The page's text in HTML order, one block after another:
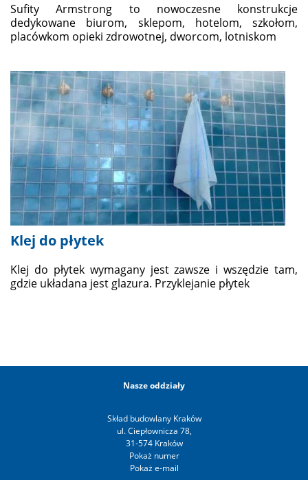
Sufity Armstrong to nowoczesne konstrukcje
dedykowane biurom, sklepom, hotelom, szkołom,
placówkom opieki zdrowotnej, dworcom, lotniskom
Klej do płytek
Klej do płytek wymagany jest zawsze i wszędzie tam,
gdzie układana jest glazura. Przyklejanie płytek
Nasze oddziały
Skład budowlany Kraków
ul. Ciepłownicza 78,
31-574 Kraków